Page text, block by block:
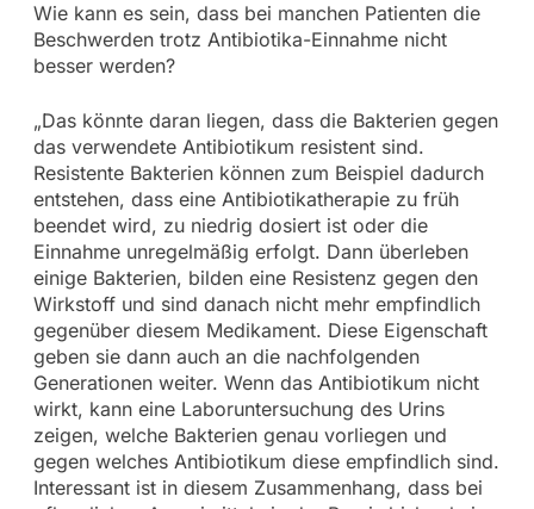
Wie kann es sein, dass bei manchen Patienten die
Beschwerden trotz Antibiotika-Einnahme nicht
besser werden?
„Das könnte daran liegen, dass die Bakterien gegen
das verwendete Antibiotikum resistent sind.
Resistente Bakterien können zum Beispiel dadurch
entstehen, dass eine Antibiotikatherapie zu früh
beendet wird, zu niedrig dosiert ist oder die
Einnahme unregelmäßig erfolgt. Dann überleben
einige Bakterien, bilden eine Resistenz gegen den
Wirkstoff und sind danach nicht mehr empfindlich
gegenüber diesem Medikament. Diese Eigenschaft
geben sie dann auch an die nachfolgenden
Generationen weiter. Wenn das Antibiotikum nicht
wirkt, kann eine Laboruntersuchung des Urins
zeigen, welche Bakterien genau vorliegen und
gegen welches Antibiotikum diese empfindlich sind.
Interessant ist in diesem Zusammenhang, dass bei